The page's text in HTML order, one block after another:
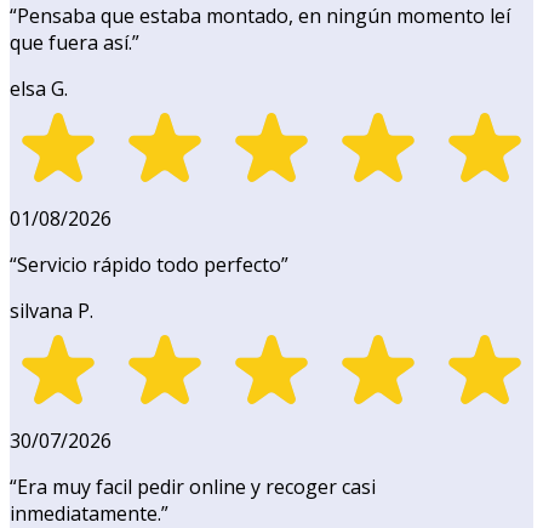
“Pensaba que estaba montado, en ningún momento leí
que fuera así.”
elsa G.
01/08/2026
“Servicio rápido todo perfecto”
silvana P.
30/07/2026
“Era muy facil pedir online y recoger casi
inmediatamente.”